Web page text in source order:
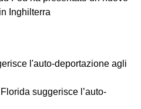
Inghilterra
suggerisce l’auto-